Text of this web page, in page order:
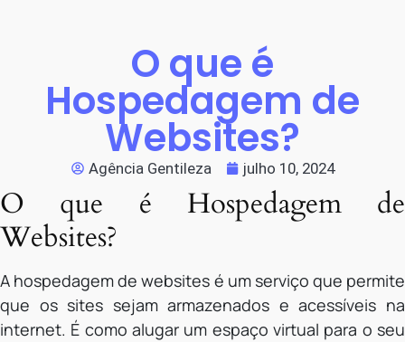
O que é
Hospedagem de
Websites?
Agência Gentileza julho 10, 2024
O que é Hospedagem de
Websites?
A hospedagem de websites é um serviço que permite
que os sites sejam armazenados e acessíveis na
internet. É como alugar um espaço virtual para o seu